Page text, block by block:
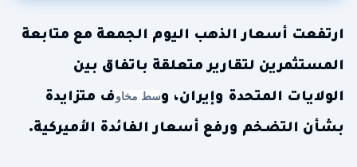
ارتفعت أسعار الذهب اليوم الجمعة مع متابعة
المستثمرين لتقارير متعلقة باتفاق بين
الولايات المتحدة وإيران، وسط مخاوف متزايدة
بشأن التضخم ورفع أسعار الفائدة الأميركية.